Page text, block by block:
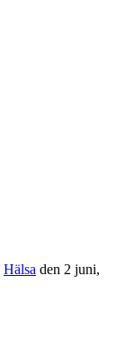
Hälsa den 2 juni,